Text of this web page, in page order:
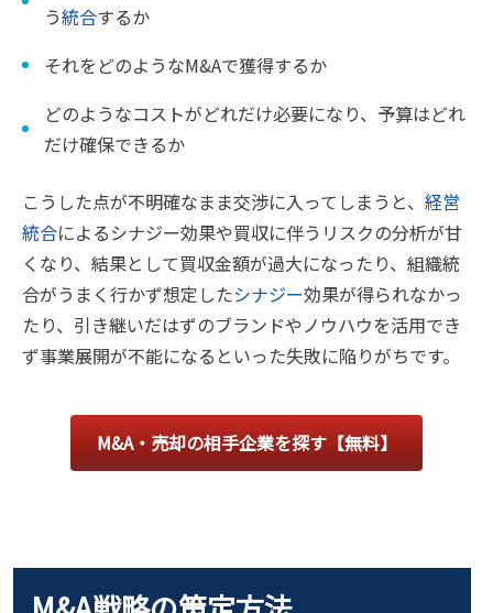
う統合するか
それをどのようなM&Aで獲得するか
どのようなコストがどれだけ必要になり、予算はどれ
だけ確保できるか
こうした点が不明確なまま交渉に入ってしまうと、 経営
統合によるシナジー効果や買収に伴うリスクの分析が甘
くなり、結果として買収金額が過大になったり、組織統
合がうまく行かず想定したシナジー効果が得られなかっ
たり、引き継いだはずのブランドやノウハウを活用でき
ず事業展開が不能になるといった失敗に陥りがちです。
M&A・売却の相手企業を探す【無料】